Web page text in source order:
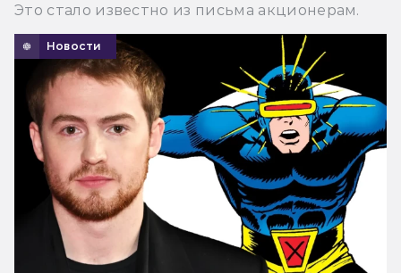
Это стало известно из письма акционерам.
Новости